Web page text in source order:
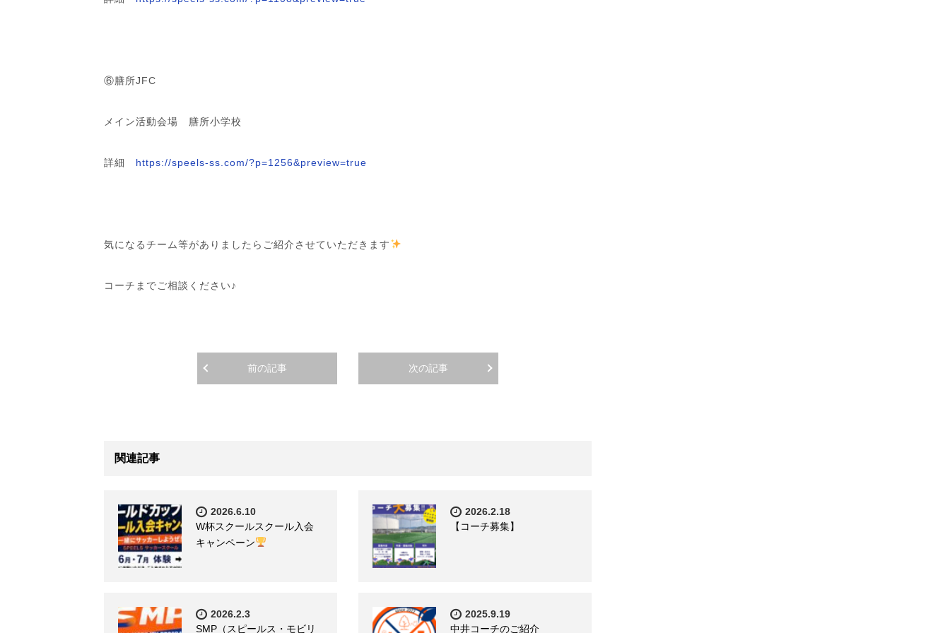
⑥膳所JFC
メイン活動会場 膳所小学校
詳細 https://speels-ss.com/?p=1256&preview=true
気になるチーム等がありましたらご紹介させていただきます
コーチまでご相談ください♪
前の記事 次の記事
関連記事
2026.6.10
W杯スクールスクール入会
キャンペーン
2026.2.18
【コーチ募集】
2026.2.3
SMP（スピールス・モビリ
2025.9.19
中井コーチのご紹介